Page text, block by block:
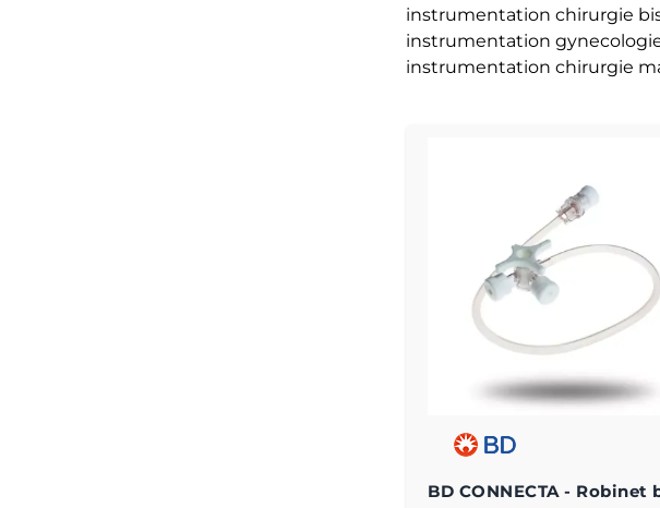
instrumentation chirurgie
instrumentation
instrumentation chirurgie
BD CONNECTA - Robinet